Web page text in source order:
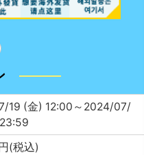
19 (金) 12:00～2024/07/
(税込)